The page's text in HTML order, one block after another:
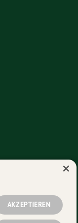
vorbehalten.
AKZEPTIEREN
×